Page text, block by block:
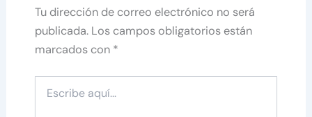
Tu dirección de correo electrónico no será
publicada. Los campos obligatorios están
marcados con *
aquí...